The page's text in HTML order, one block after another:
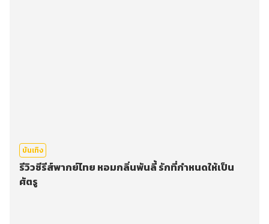
บันเทิง
รีวิวซีรีส์พากย์ไทย หอมกลิ่นพันลี้ รักที่กำหนดให้เป็น
ศัตรู